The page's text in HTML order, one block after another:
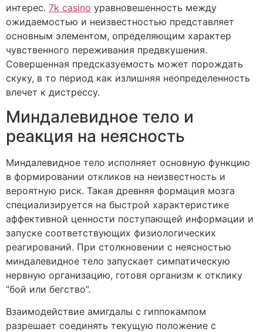
интерес. 7k casino уравновешенность между
ожидаемостью и неизвестностью представляет
основным элементом, определяющим характер
чувственного переживания предвкушения.
Совершенная предсказуемость может порождать
скуку, в то период как излишняя неопределенность
влечет к дистрессу.
Миндалевидное тело и
реакция на неясность
Миндалевидное тело исполняет основную функцию
в формировании откликов на неизвестность и
вероятную риск. Такая древняя формация мозга
специализируется на быстрой характеристике
аффективной ценности поступающей информации и
запуске соответствующих физиологических
реагирований. При столкновении с неясностью
миндалевидное тело запускает симпатическую
нервную организацию, готовя организм к отклику
“бой или бегство”.
Взаимодействие амигдалы с гиппокампом
разрешает соединять текущую положение с